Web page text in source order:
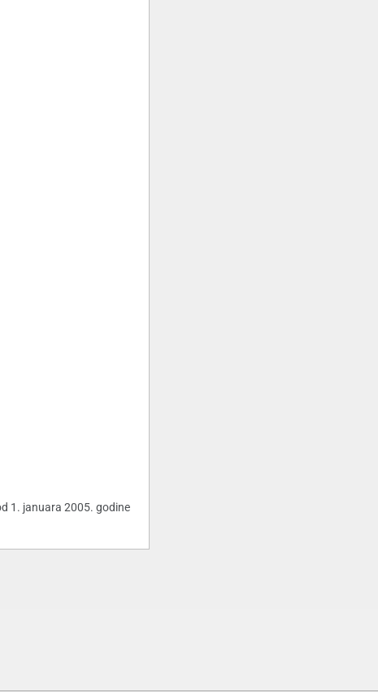
1. januara 2005. godine